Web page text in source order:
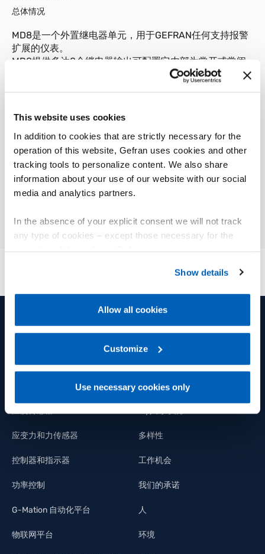
This website uses cookies
In addition to cookies that are strictly necessary for the
operation of this website, Gefran uses cookies and other
tracking tools to personalize content. We also share
information about your use of our website with our social
media and analytics partners.
In the absence of your explicit consent we will not track
any type of cookies – except those necessary for the
Gefran - Cookie
policy.
regarding processing of personal data, at the following
Gefran - Privacy Policy.
Show details
Allow all cookies
Customize
Use necessary cookies only
总体情况
MD8是一个外置继电器单元，用于GEFRAN任何支持报警
扩展的仪表。
MD8提供多达8个继电器输出可配置它内部为常开或常闭
一个普通的3线连接该单元到主站仪表。
01 说明
产品和解决方案
应变力和力传感器
控制器和指示器
功率控制
G-Mation 自动化平台
物联网平台
福利
多样性
工作机会
我们的承诺
人
环境